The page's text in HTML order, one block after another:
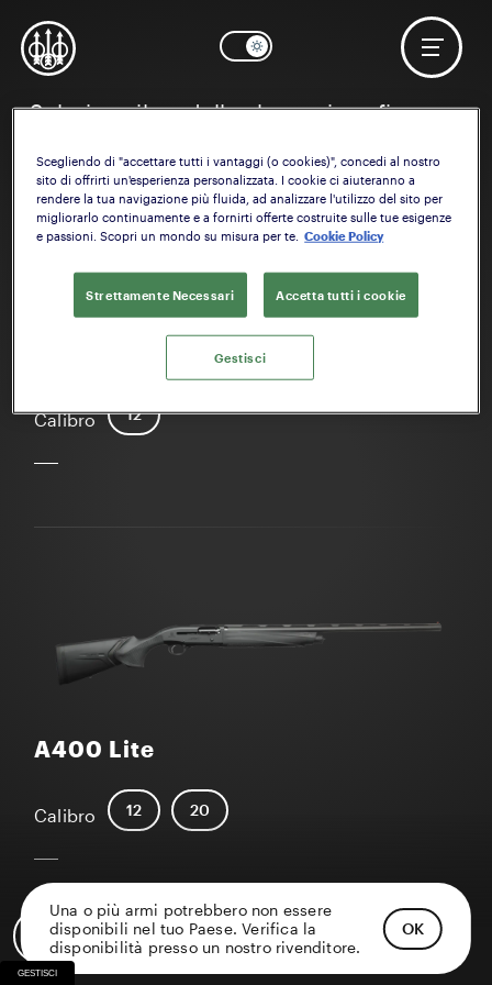
Seleziona il modello che vuoi configurare
A400 Xtreme Plus
Calibro 12
A400 Lite
Calibro 12 20
Una o più armi potrebbero non essere
disponibili nel tuo Paese. Verifica la
disponibilità presso un nostro rivenditore.
OK
GESTISCI
Scegliendo di "accettare tutti i vantaggi (o cookies)", concedi al nostro
sito di offrirti un'esperienza personalizzata. I cookie ci aiuteranno a
rendere la tua navigazione più fluida, ad analizzare l'utilizzo del sito per
migliorarlo continuamente e a fornirti offerte costruite sulle tue esigenze
e passioni. Scopri un mondo su misura per te.
Cookie Policy
Strettamente Necessari Accetta tutti i cookie
Gestisci